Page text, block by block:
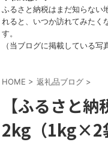
ふるさと納税はまだ知らない
れると、いつか訪れてみたく
す。
（当ブログに掲載している
HOME > 返礼品ブログ >
【ふるさと
2kg（1kg×2